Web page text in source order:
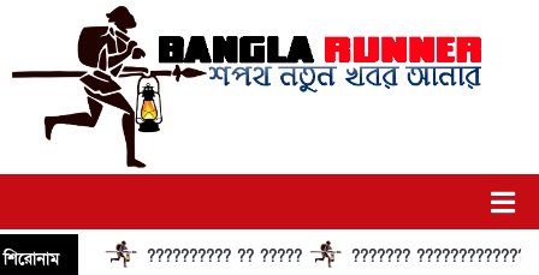
শিরোনাম ?????????? ?? ????? ??????? ??????????????